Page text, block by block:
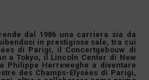
dal 1986 una carriera sia da
in prestigiose sale, tra cui
di Parigi, il Concertgebouw di
a Tokyo, il Lincoln Center di New
Philippe Herreweghe a diventare
des Champs-Elysées di Parigi,